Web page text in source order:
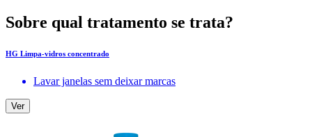
Sobre qual tratamento se trata?
HG Limpa-vidros concentrado
Lavar janelas sem deixar marcas
Ver